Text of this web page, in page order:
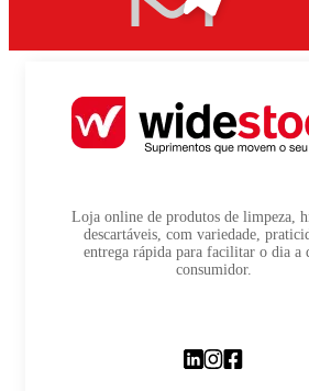
Loja online de produtos de limpeza,
descartáveis, com variedade,
entrega rápida para facilitar o dia a
consumidor.